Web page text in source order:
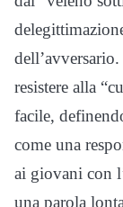
resistere alla
facile,
come una
ai giovani con
una parola